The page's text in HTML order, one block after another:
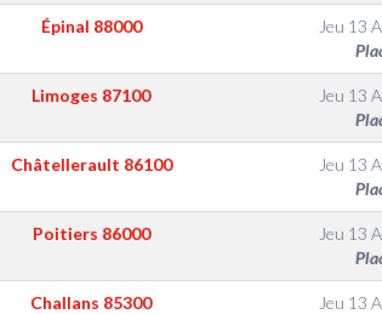
Épinal 88000 Jeu 13
Limoges 87100 Jeu 13
Châtellerault 86100 Jeu 13
Poitiers 86000 Jeu 13
Challans 85300 Jeu 13